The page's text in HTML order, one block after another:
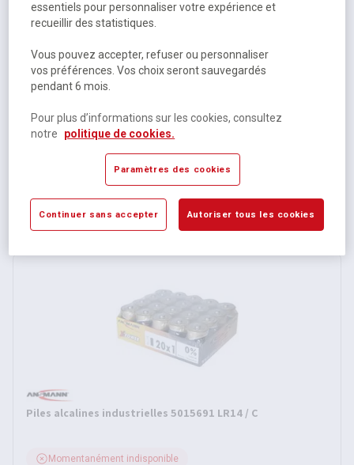
Piles alcalines 5015671 LR03 / AAA
Momentanément indisponible
2,95 €HT
Piles alcalines industrielles 5015691 LR14 / C
Momentanément indisponible
essentiels pour personnaliser votre expérience et
recueillir des statistiques.
Vous pouvez accepter, refuser ou personnaliser
vos préférences. Vos choix seront sauvegardés
pendant 6 mois.
Pour plus d’informations sur les cookies, consultez
notre
politique de cookies.
Paramètres des cookies
Continuer sans accepter Autoriser tous les cookies